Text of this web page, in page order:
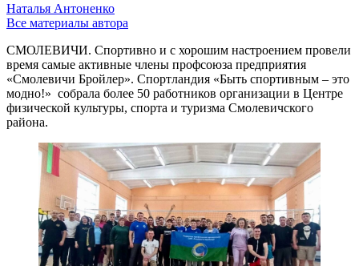
Наталья Антоненко
Все материалы автора
СМОЛЕВИЧИ. Спортивно и с хорошим настроением провели
время самые активные члены профсоюза предприятия
«Смолевичи Бройлер». Спортландия «Быть спортивным – это
модно!» собрала более 50 работников организации в Центре
физической культуры, спорта и туризма Смолевичского
района.